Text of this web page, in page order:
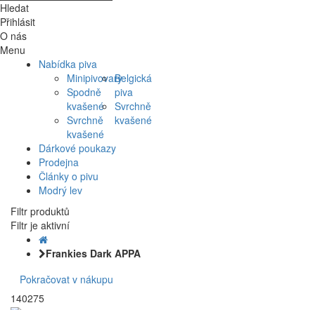
Hledat
Přihlásit
O nás
Menu
Nabídka piva
Minipivovary
Spodně
kvašené
Svrchně
kvašené
Belgická
piva
Svrchně
kvašené
Dárkové poukazy
Prodejna
Články o pivu
Modrý lev
Filtr produktů
Filtr je aktivní
Frankies Dark APPA
Pokračovat v nákupu
140275